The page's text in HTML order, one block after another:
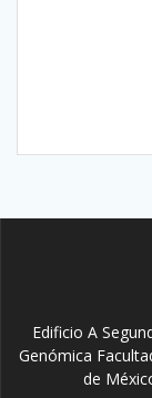
Edificio A
Genómica
de